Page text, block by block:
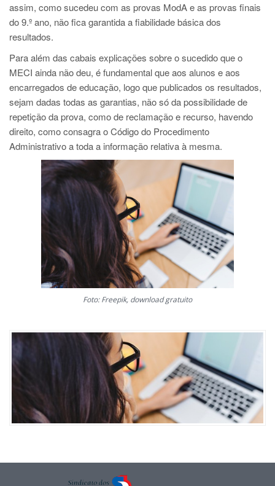
assim, como sucedeu com as provas ModA e as provas finais
do 9.º ano, não fica garantida a fiabilidade básica dos
resultados.
Para além das cabais explicações sobre o sucedido que o
MECI ainda não deu, é fundamental que aos alunos e aos
encarregados de educação, logo que publicados os resultados,
sejam dadas todas as garantias, não só da possibilidade de
repetição da prova, como de reclamação e recurso, havendo
direito, como consagra o Código do Procedimento
Administrativo a toda a informação relativa à mesma.
Foto: Freepik, download gratuito